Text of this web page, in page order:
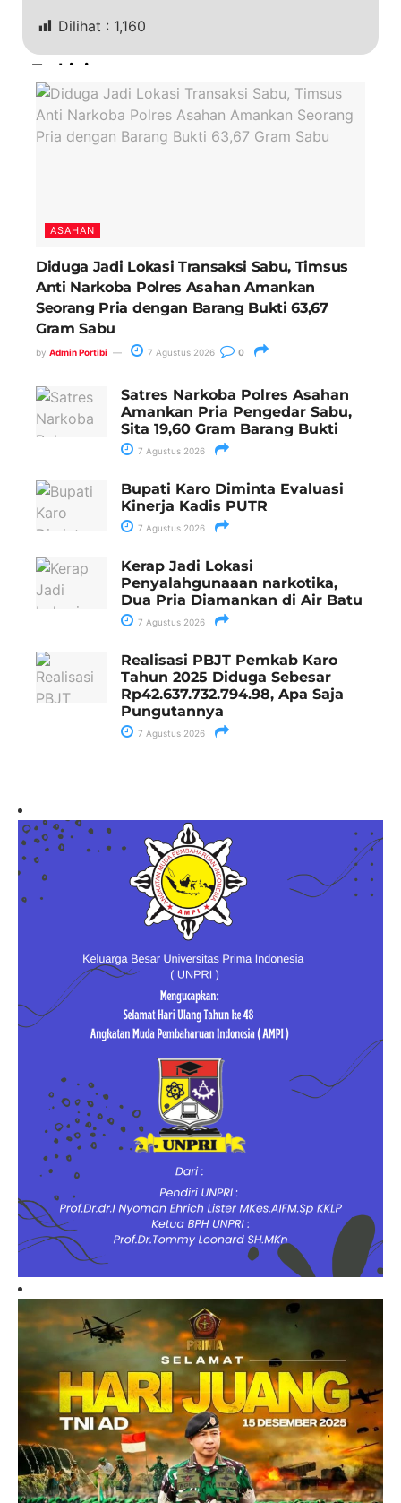
Dilihat : 1,160
Terkini
ASAHAN
Diduga Jadi Lokasi Transaksi Sabu, Timsus
Anti Narkoba Polres Asahan Amankan
Seorang Pria dengan Barang Bukti 63,67
Gram Sabu
by Admin Portibi 7 Agustus 2026 0
Satres Narkoba Polres Asahan
Amankan Pria Pengedar Sabu,
Sita 19,60 Gram Barang Bukti
7 Agustus 2026
Bupati Karo Diminta Evaluasi
Kinerja Kadis PUTR
7 Agustus 2026
Kerap Jadi Lokasi
Penyalahgunaaan narkotika,
Dua Pria Diamankan di Air Batu
7 Agustus 2026
Realisasi PBJT Pemkab Karo
Tahun 2025 Diduga Sebesar
Rp42.637.732.794.98, Apa Saja
Pungutannya
7 Agustus 2026